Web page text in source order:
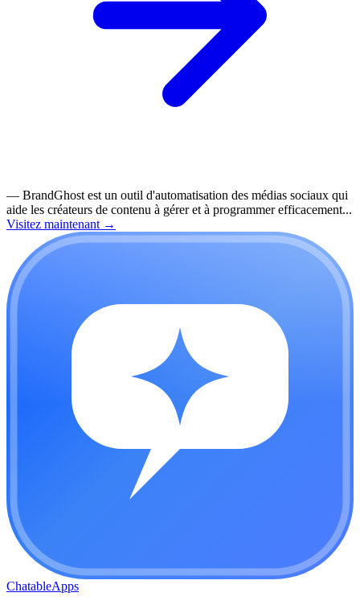
— BrandGhost est un outil d'automatisation des médias sociaux qui
aide les créateurs de contenu à gérer et à programmer efficacement...
Visitez maintenant →
ChatableApps